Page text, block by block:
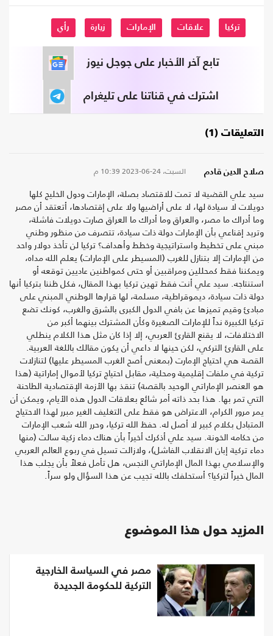
تركيا علاقات الإمارات زيارة رأي
تابع آخر الأخبار على جوجل نيوز
اشترك في قناتنا على تليغرام
التعليقات (1)
صلاح الدين قادم السبت، 24-06-2023 10:39 م
سيد علي القضية لا تمت للاقتصاد بصلة، الإمارات ودول الخليج كلها
دويلات لا سيادة لها، لا على أراضيها ولا على إقتصادها، أتعتقد أن مصر
وما أدراك ما مصر، والعراق وما أدراك ما العراق صارت دويلات فاشلة،
وتريد إقناعي بأن الإمارات دولة ذات سيادة، تتصرف من منظور وطني
مبني على تخطيط واستراتيجية وخطط وأهداف؟ تركيا لن تأخذ دولار واحد
من الإمارات إلا بتنازل للغرب (المسيطر على الإمارات) يعلم الله مداه،
ويمكننا فقط كمحللين ومراقبين أو حتى كمواطنين عاديين توقعه أو
استنتاجه. سيد علي أنت فقط تهين تركيا بهذا المقال، فكل ظننا بتركيا أنها
دولة ذات سيادة، ديموقراطية، مسلمة، لها قرارها الوطني المبني على
مبادئ وقيم تميزها عن بافي الدول الكبرى بالشرق والغرب، كونك تضع
تركيا الكبيرة نداً للإمارات الصغيرة وكأن المشترك بينهما أكبر من
الاختلافات، لا يقنع القارئ العربي، إلا إذا كان مثل هذا الكلام ينطلي
على القارئ التركي، لكن حينها لا داعي أن يكون مقالك باللغة العربية.
القصة هي احتياج الإمارت (بمعنى أصح الغرب المسيطر عليها) لتنازلات
تركية في ملفات إقليمية ومحلية، مقابل احتياج تركيا لأموال إماراتية (هذا
هو العنصر الإماراتي الوحيد بالقصة) تنقذ بها الأزمة الإقتصادية الطاحنة
التي تمر بها. هذا بحد ذاته أمر شائع بعلاقات الدول هذه الأيام، ويمكن أن
يمر مرور الكرام، الاعتراض هو فقط على التغليف الغير مبرر لهذا الاحتياج
المتبادل بكلام كبير لا أصل له. حفظ الله تركيا، وحرر الله شعب الإمارات
من حكامه الخونة. سيد علي أذكرك أخيراً بأن هناك دماء زكية سالت (منها
دماء تركية إبان الانقلاب الفاشل)، ولازالت تسيل في ربوع العالم العربي
والإسلامي بهذا المال الإماراتي النجس، هل تأمل فعلاً بأن يجلب هذا
المال خيراً لتركيا؟ أستحلفك بالله تجيب عن هذا السؤال ولو سراً.
المزيد حول هذا الموضوع
مصر في السياسة الخارجية
التركية للحكومة الجديدة